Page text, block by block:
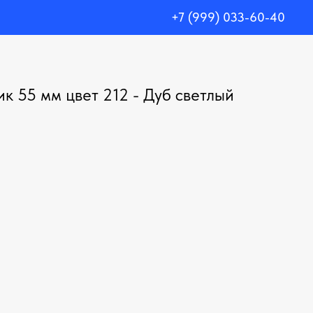
+7 (999) 033-60-40
55 мм цвет 212 - Дуб светлый